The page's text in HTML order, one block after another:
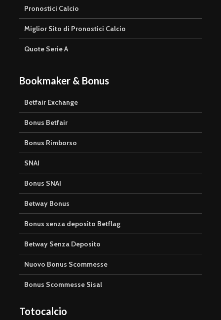
Pronostici Calcio
Miglior Sito di Pronostici Calcio
Quote Serie A
Bookmaker & Bonus
Betfair Exchange
Bonus Betfair
Bonus Rimborso
SNAI
Bonus SNAI
Betway Bonus
Bonus senza deposito Betflag
Betway Senza Deposito
Nuovo Bonus Scommesse
Bonus Scommesse Sisal
Totocalcio